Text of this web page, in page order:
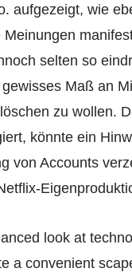
aufgezeigt, wie
selten so
Maß an
zu wollen.
könnte ein
von Accounts
look at
a convenient